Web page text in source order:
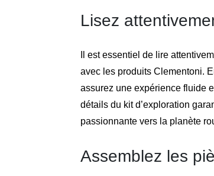
Lisez
Il est essentiel de lire
avec les produits Clementoni.
assurez une expérience fluide
détails du kit d’exploration
passionnante vers la planète
Assemblez les